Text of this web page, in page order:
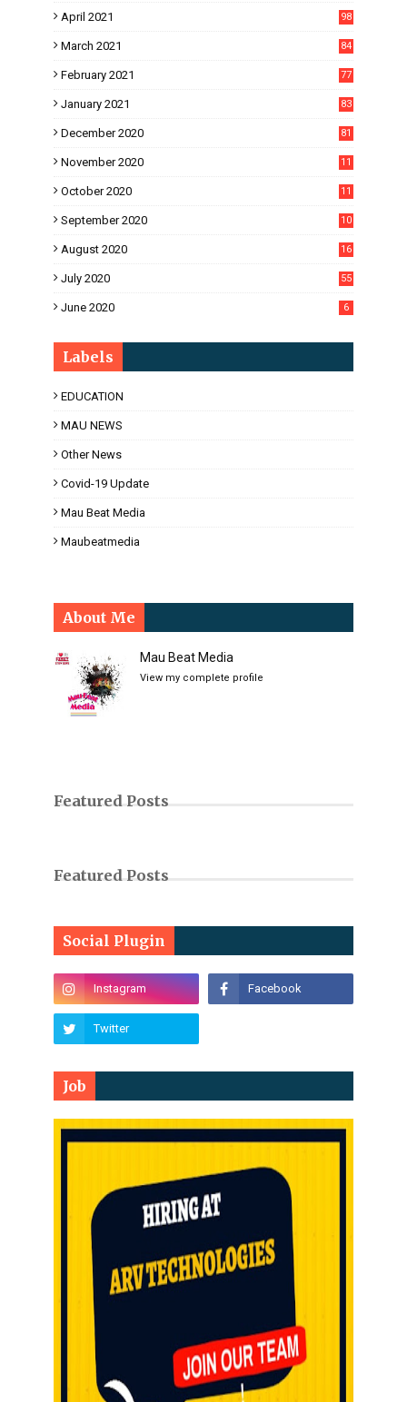
April 2021 98
March 2021 84
February 2021 77
January 2021 83
December 2020 81
November 2020
11
October 2020
11
September 2020
10
August 2020
16
July 2020 55
June 2020 6
Labels
EDUCATION
MAU NEWS
Other News
Covid-19 Update
Mau Beat Media
Maubeatmedia
About Me
Mau Beat Media
View my complete profile
Featured Posts
Featured Posts
Social Plugin
Job